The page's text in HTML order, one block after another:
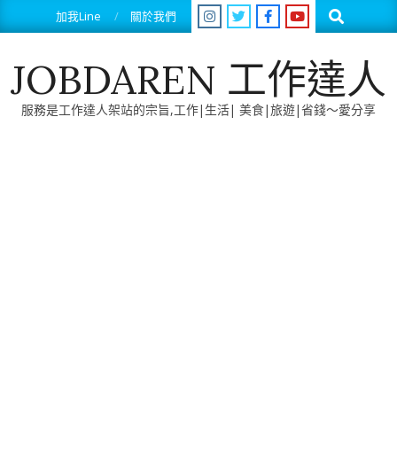
to
加我Line 關於我們 Search
JOBDAREN 工作達人
服務是工作達人架站的宗旨,工作|生活| 美食|旅遊|省錢～愛分享